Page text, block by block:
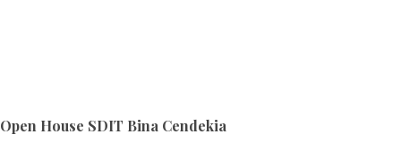
Open House SDIT Bina Cendekia